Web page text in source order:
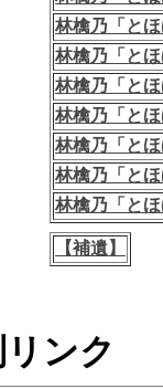
林檎乃「と
林檎乃「と
林檎乃「と
林檎乃「と
林檎乃「と
林檎乃「と
林檎乃「と
【補遺】
ンク